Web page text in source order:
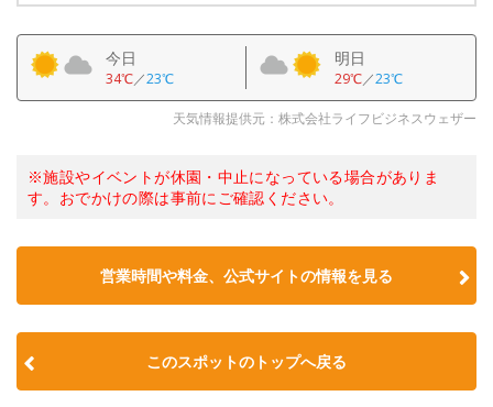
今日
34℃／23℃
明日
29℃／23℃
天気情報提供元：株式会社ライフビジネスウェザー
※施設やイベントが休園・中止になっている場合がありま
す。おでかけの際は事前にご確認ください。
営業時間や料金、公式サイトの情報を見る
このスポットのトップへ戻る